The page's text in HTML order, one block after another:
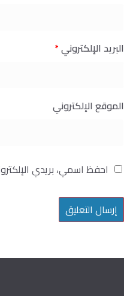
البريد الإلكتروني*
الموقع الإلكتروني
احفظ اسمي، بريدي